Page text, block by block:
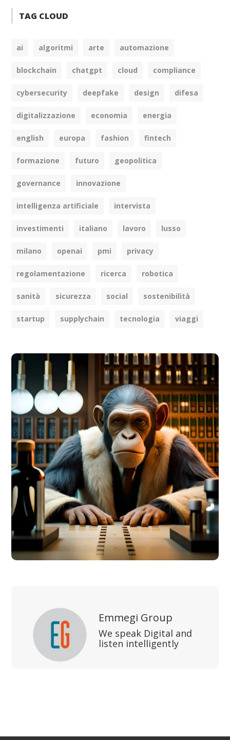
TAG CLOUD
ai algoritmi arte automazione
blockchain chatgpt cloud compliance
cybersecurity deepfake design difesa
digitalizzazione economia energia
english europa fashion fintech
formazione futuro geopolitica
governance innovazione
intelligenza artificiale intervista
investimenti italiano lavoro lusso
milano openai pmi privacy
regolamentazione ricerca robotica
sanità sicurezza social sostenibilità
startup supplychain tecnologia viaggi
Emmegi Group
We speak Digital and
listen intelligently